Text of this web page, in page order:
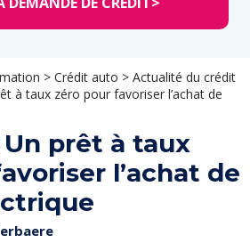
> Crédit auto > Actualité du crédit
à taux zéro pour favoriser l’achat de
Un prêt à taux
l’achat de